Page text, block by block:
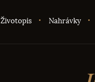
Životopis Nahrávky